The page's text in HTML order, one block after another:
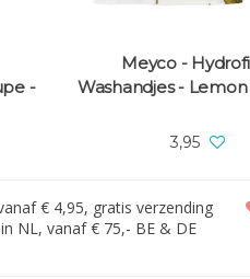
-
Meyco -
Washandjes - Lemon
3,95
€ 4,95, gratis verzending
NL, vanaf € 75,- BE & DE